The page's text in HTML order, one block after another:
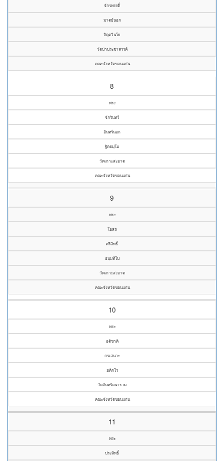
จักรพรรดิ์
มาตย์นอก
จิตฺตวินโย
วัดป่าประชาสรรค์
คณะจังหวัดขอนแก่น
8
พระ
จักรินทร์
อินทร์นอก
ฐิตธมฺโม
วัดเกาะสะอาด
คณะจังหวัดขอนแก่น
9
พระ
โอสถ
ศรีสิทธิ์
ธมฺมทีโป
วัดเกาะสะอาด
คณะจังหวัดขอนแก่น
10
พระ
อติชาติ
กรเสนาะ
ยติกโร
วัดจันทรัตนาราม
คณะจังหวัดขอนแก่น
11
พระ
ประสิทธิ์